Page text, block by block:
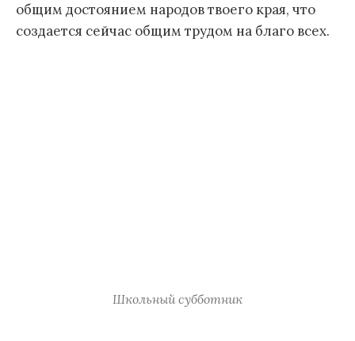
общим достоянием народов твоего края, что
создается сейчас общим трудом на благо всех.
Школьный субботник